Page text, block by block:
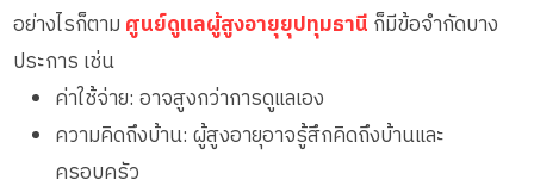
อย่างไรก็ตาม ศูนย์ดูแลผู้สูงอายุยุปทุมธานี ก็มีข้อจำกัดบาง
ประการ เช่น
ค่าใช้จ่าย: อาจสูงกว่าการดูแลเอง
ความคิดถึงบ้าน: ผู้สูงอายุอาจรู้สึกคิดถึงบ้านและ
ครอบครัว